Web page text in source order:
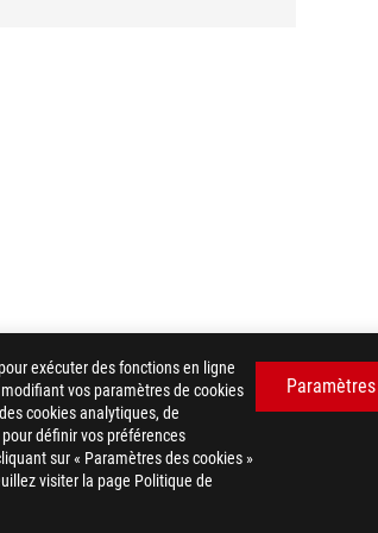
exécuter des fonctions en ligne
vos paramètres de cookies
cookies analytiques, de
définir vos préférences
sur « Paramètres des cookies »
visiter la page Politique de